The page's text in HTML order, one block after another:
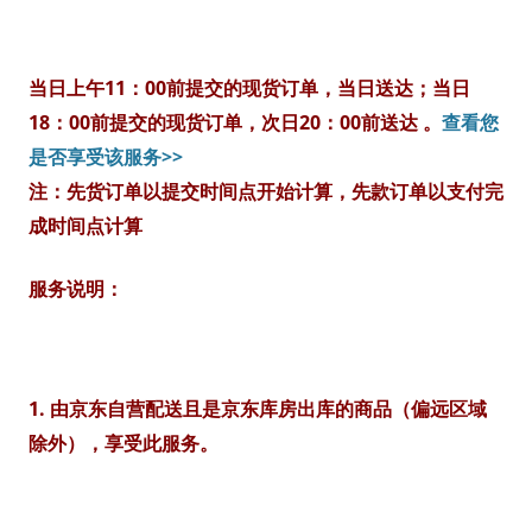
当日上午11：00前提交的现货订单，当日送达；当日
18：00前提交的现货订单，次日20：00前送达 。 查看您
是否享受该服务>>
注：先货订单以提交时间点开始计算，先款订单以支付完
成时间点计算
服务说明：
1. 由京东自营配送且是京东库房出库的商品（偏远区域
除外），享受此服务。